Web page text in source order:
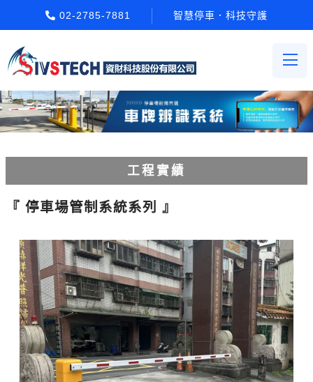
02-2785-7881 智慧停車．科技守護
工程實績
車輪檔防撞條系列
電動柵欄機系列
車牌辨識收費系統系列
停車場管制系統系列
停車場收費系統系列
『 停車場管制系統系列 』